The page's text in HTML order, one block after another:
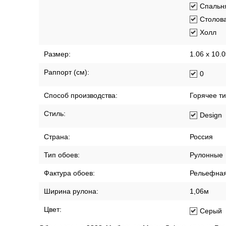
Холл
Размер: 1.06 x
Раппорт (см): 0
Способ производства: Горячее
Стиль: Design
Страна: Россия
Тип обоев: Рулонные
Фактура обоев:
Ширина рулона: 1,06м
Цвет: Серый